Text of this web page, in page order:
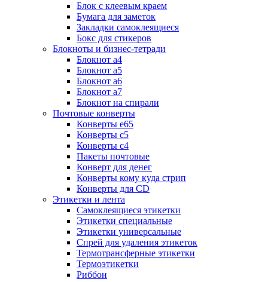
Блок с клеевым краем
Бумага для заметок
Закладки самоклеящиеся
Бокс для стикеров
Блокноты и бизнес-тетради
Блокнот а4
Блокнот а5
Блокнот а6
Блокнот а7
Блокнот на спирали
Почтовые конверты
Конверты е65
Конверты с5
Конверты с4
Пакеты почтовые
Конверт для денег
Конверты кому куда стрип
Конверты для CD
Этикетки и лента
Самоклеящиеся этикетки
Этикетки специальные
Этикетки универсальные
Спрей для удаления этикеток
Термотрансферные этикетки
Термоэтикетки
Риббон